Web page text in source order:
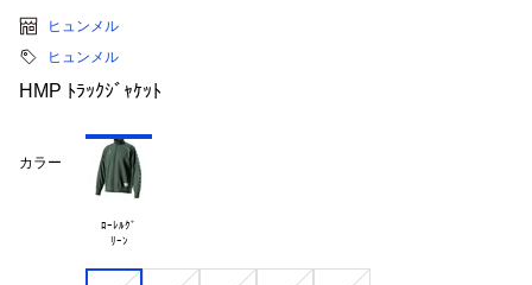
ヒュンメル
ヒュンメル
HMP ﾄﾗｯｸｼﾞｬｹｯﾄ
カラー
ﾛｰﾚﾙｸﾞ